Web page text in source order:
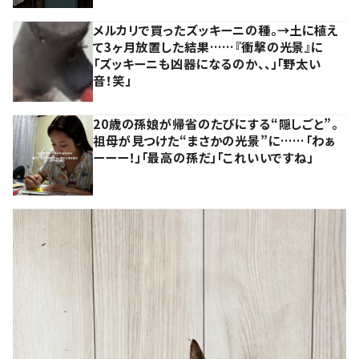
メルカリで買ったズッキーニの種。→土に植え
て3ヶ月放置した結果……『衝撃の光景』に
「ズッキーニも凶器になるのか、、」「野太い
音！笑」
20歳の孫娘が帰省のたびにする“隠しごと”。
祖母が見つけた“まさかの光景”に……「わぁ
ーーー！」「最高の孫だ」「これいいですね」